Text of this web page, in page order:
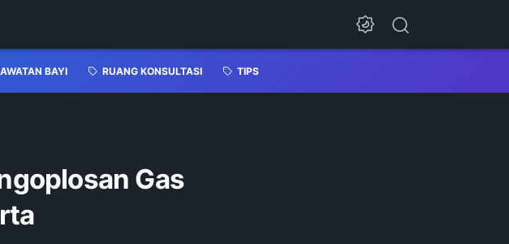
BAYI RUANG KONSULTASI TIPS
Gas